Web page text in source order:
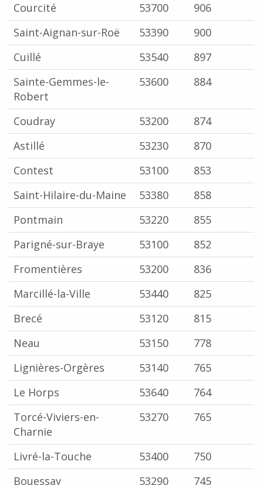
Courcité
53700
906
Saint-Aignan-sur-Roë
53390
900
Cuillé
53540
897
Sainte-Gemmes-le-
Robert
53600 884
Coudray 53200
874
Astillé
53230
870
Contest
53100
853
Saint-Hilaire-du-Maine
53380
858
Pontmain
53220
855
Parigné-sur-Braye
53100
852
Fromentières
53200
836
Marcillé-la-Ville
53440
825
Brecé
53120
815
Neau
53150
778
Lignières-Orgères
53140
765
Le Horps
53640
764
Torcé-Viviers-en-
Charnie
53270 765
Livré-la-Touche 53400
750
Bouessay
53290
745